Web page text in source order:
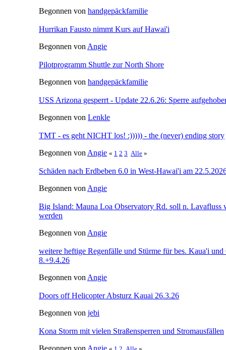
Begonnen von handgepäckfamilie
Hurrikan Fausto nimmt Kurs auf Hawai'i
Begonnen von Angie
Pilotprogramm Shuttle zur North Shore
Begonnen von handgepäckfamilie
USS Arizona gesperrt - Update 22.6.26: Sperre
Begonnen von Lenkle
TMT - es geht NICHT los! :))))) - the (never) ending story
Begonnen von Angie « 1 2 3 Alle »
Schäden nach Erdbeben 6.0 in West-Hawai'i am
Begonnen von Angie
Big Island: Mauna Loa Observatory Rd. soll n. Lavafluss
werden
Begonnen von Angie
weitere heftige Regenfälle und Stürme für bes. Kaua'i
8.+9.4.26
Begonnen von Angie
Doors off Helicopter Absturz Kauai 26.3.26
Begonnen von jebi
Kona Storm mit vielen Straßensperren und Stromausfällen
Begonnen von Angie